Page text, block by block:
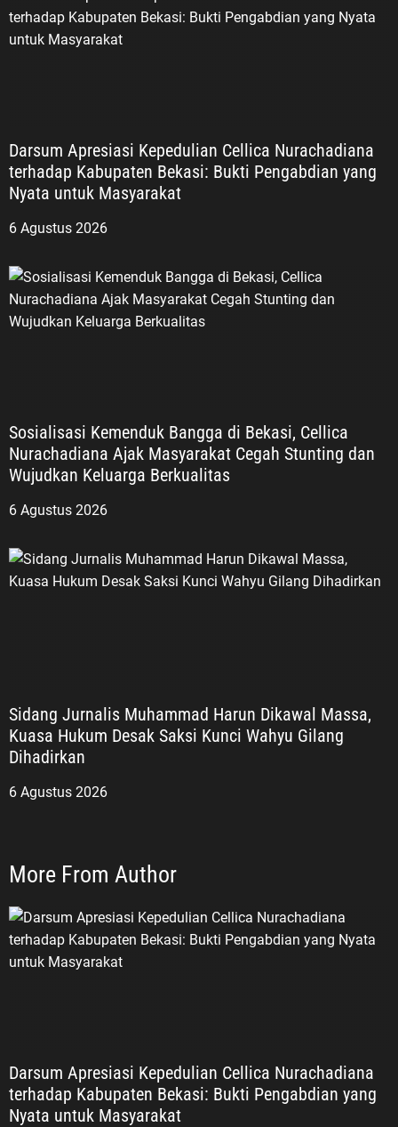
Darsum Apresiasi Kepedulian Cellica Nurachadiana
terhadap Kabupaten Bekasi: Bukti Pengabdian yang
Nyata untuk Masyarakat
6 Agustus 2026
Sosialisasi Kemenduk Bangga di Bekasi, Cellica
Nurachadiana Ajak Masyarakat Cegah Stunting dan
Wujudkan Keluarga Berkualitas
6 Agustus 2026
Sidang Jurnalis Muhammad Harun Dikawal Massa,
Kuasa Hukum Desak Saksi Kunci Wahyu Gilang
Dihadirkan
6 Agustus 2026
More From Author
Darsum Apresiasi Kepedulian Cellica Nurachadiana
terhadap Kabupaten Bekasi: Bukti Pengabdian yang
Nyata untuk Masyarakat